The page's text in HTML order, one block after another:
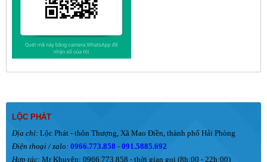
LỘC PHÁT
Địa chỉ: Lộc Phát - thôn Thượng, Xã Mao Điền, thành phố Hải Phòng
Điện thoại / zalo: 0966.773.858 - 091.5885.692
Hợp tác: Mr Khuyên: 0966.773.858 - thời gian gọi (8h:00 - 22h:00)